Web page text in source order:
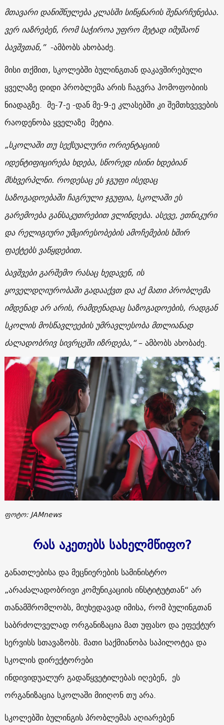
მთავარი დანიშნულება კლასში სიწყნარის შენარჩუნებაა.
ვერ იაზრებენ, რომ საჭიროაუფრო მეტად იმუშაონ
ბავშვთან,”-ამბობს ახობაძე.
მისი თქმით, სკოლებში ბულინგთან დაკავშირებული
ყველაზე დიდი პრობლემა არის ჩაგვრა ჰომოფობიის
ნიადაგზე. მე-7-ე-დან მე-9-ეკლასებში კი შემთხვევების
რაოდენობა ყველაზე მეტია.
„სკოლაში თუ სექსუალური ორიენტაციის
იდენტიფიცირება ხდება, სწორედ ისინი ხდებიან
მსხვერპლნი. როდესაც ეს ჯგუფი ისედაც
საზოგადოებაში ჩაგრული ჯგუფია, სკოლაშიეს
გარემოებაგანსაკუთრებითვლინდება. ასევე, ეთნიკური
და რელიგიურიუმცირესობების ამოჩემების ხშირ
ფაქტებს ვაწყდებით.
ბავშვები გარშემო რასაც ხედავენ, ის
ყოველდღიურობაში გადააქვთ და აქ მათი პრობლემა
იმდენად არ არის, რამდენადაც საზოგადოების, რადგან
სკოლის მოსწავლეებისუმრავლესობა მთლიანად
ძალადობრივ სივრცეში იზრდება,“– ამბობს ახობაძე.
ფოტო: JAMnews
რას აკეთებს სახელმწიფო?
განათლებისადამეცნიერების სამინისტრო
„არაძალადობრივიკომუნიკაციისინსტიტუტთან“ არ
თანამშრომლობს, მიუხედავადიმისა, რომბულინგთან
საბრძოლველადორგანიზაციამათ უფასო დაეფექტურ
სერვისს სთავაზობს. მათი საქმიანობა საპილოტეადა
სკოლისდირექტორები
ინდივიდუალურ გადაწყვეტილებასიღებენ, ეს
ორგანიზაცია სკოლაშიმიიღონ თუ არა.
სკოლებშიბულინგისპრობლემასაღიარებენ